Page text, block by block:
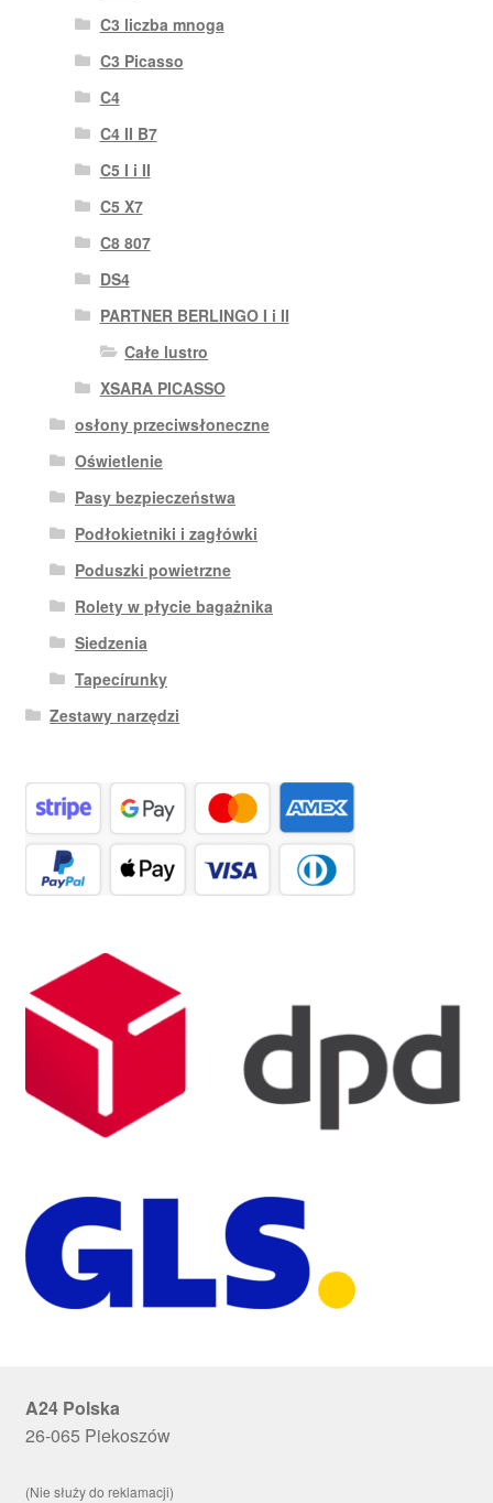
C3 liczba mnoga
C3 Picasso
C4
C4 II B7
C5 I i II
C5 X7
C8 807
DS4
PARTNER BERLINGO I i II
Całe lustro
XSARA PICASSO
osłony przeciwsłoneczne
Oświetlenie
Pasy bezpieczeństwa
Podłokietniki i zagłówki
Poduszki powietrzne
Rolety w płycie bagażnika
Siedzenia
Tapecírunky
Zestawy narzędzi
A24 Polska
26-065 Piekoszów
(Nie służy do reklamacji)